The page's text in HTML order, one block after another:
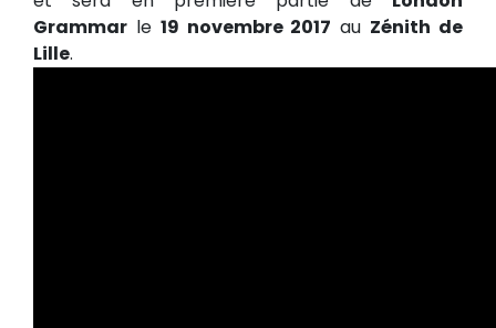
Grammar le 19 novembre 2017 au Zénith de
Lille.